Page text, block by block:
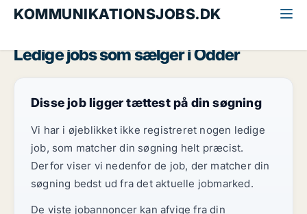
KOMMUNIKATIONSJOBS.DK
Ledige jobs som sælger i Odder
Disse job ligger tættest på din søgning
Vi har i øjeblikket ikke registreret nogen ledige
job, som matcher din søgning helt præcist.
Derfor viser vi nedenfor de job, der matcher din
søgning bedst ud fra det aktuelle jobmarked.
De viste jobannoncer kan afvige fra din